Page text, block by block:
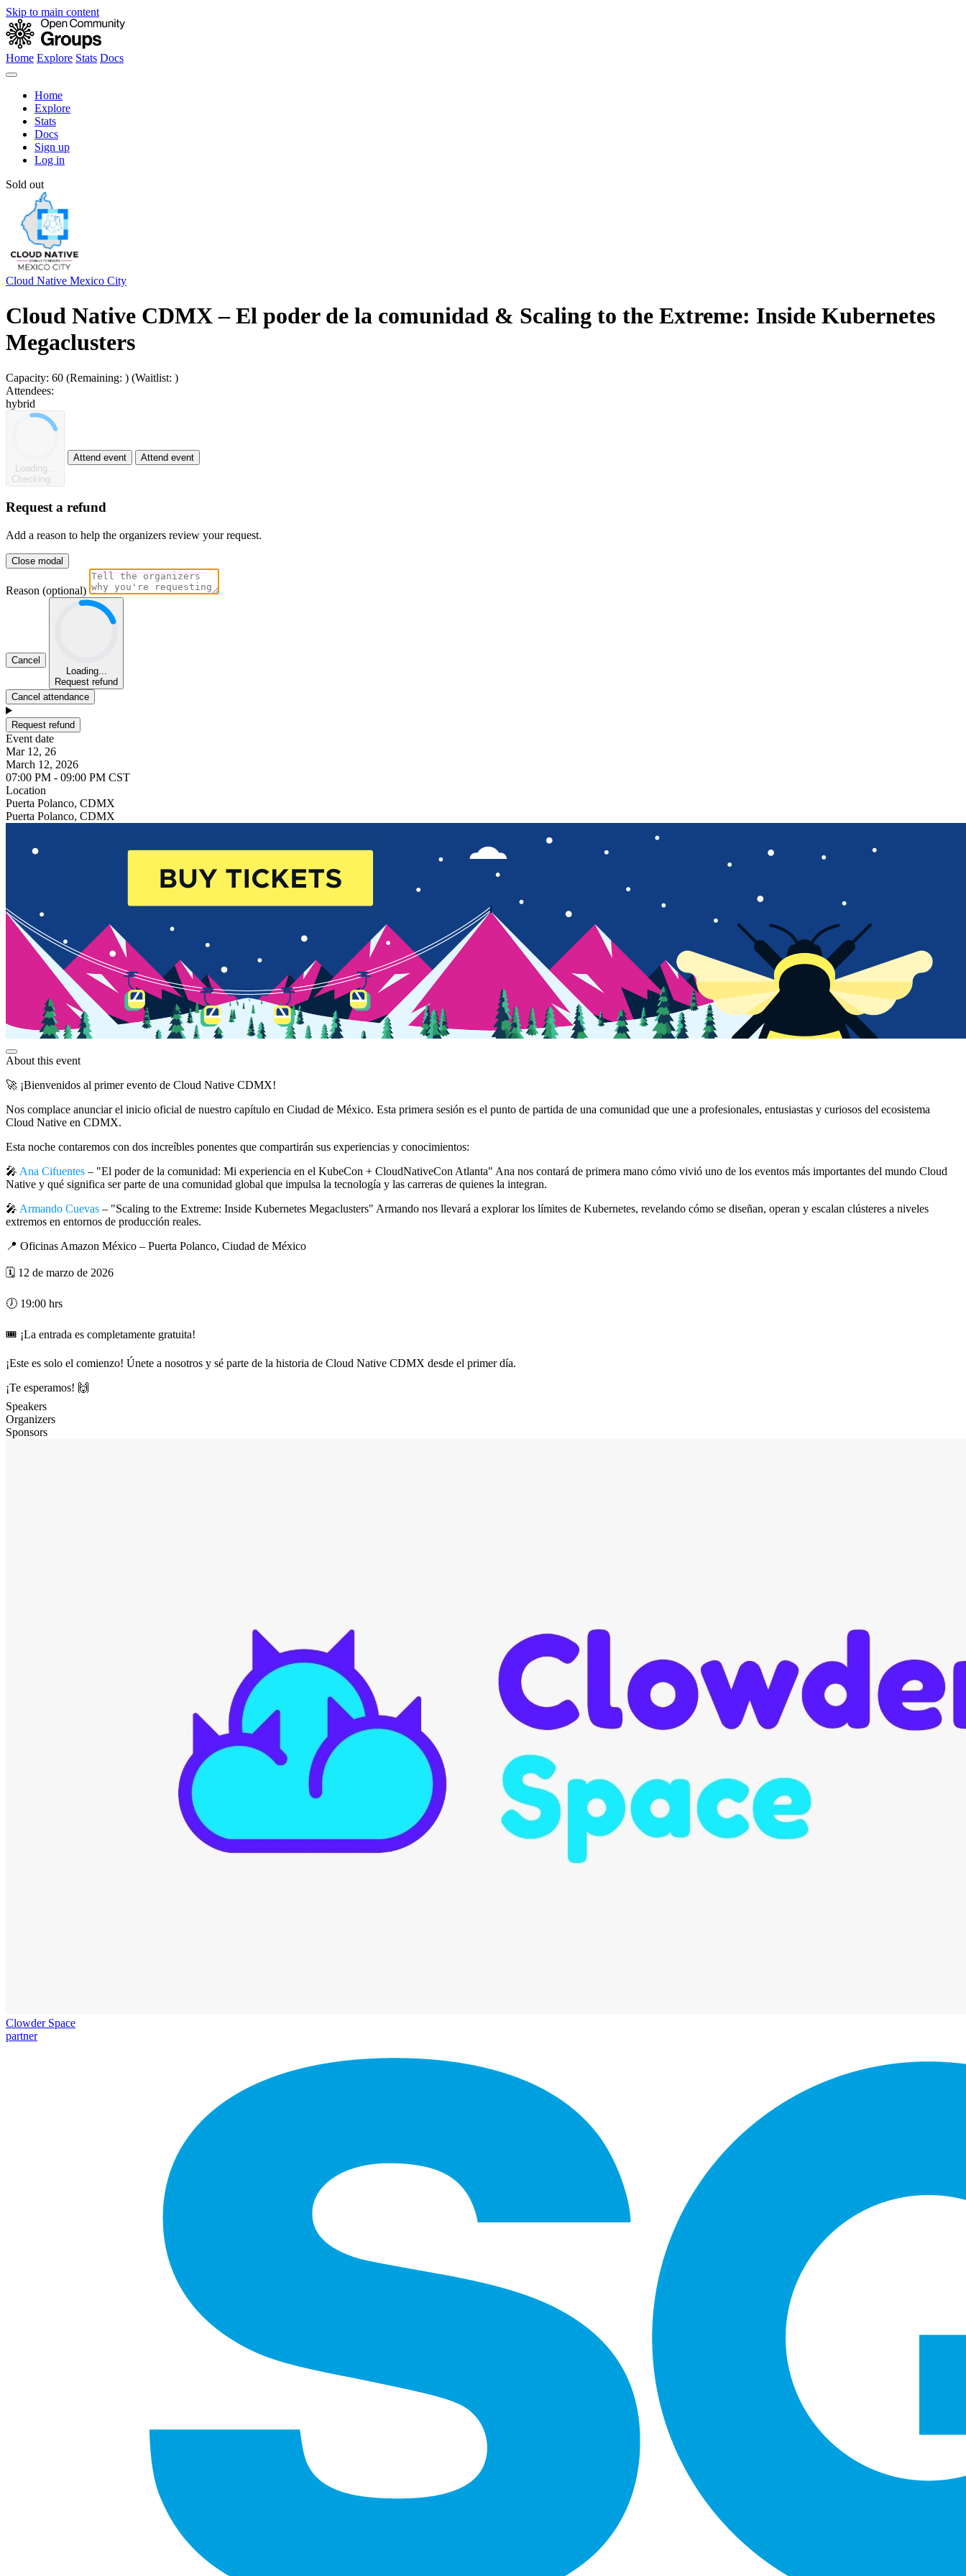
Skip to main content
Home Explore Stats Docs
Home
Explore
Stats
Docs
Sign up
Log in
Sold out
Cloud Native Mexico City
Cloud Native CDMX – El poder de la comunidad & Scaling to the Extreme: Inside Kubernetes
Megaclusters
Capacity: 60 (Remaining: ) (Waitlist: )
Attendees:
hybrid
Loading...
Checking...
Attend event Attend event
Request a refund
Add a reason to help the organizers review your request.
Close modal
Reason (optional)
Cancel
Loading...
Request refund
Cancel attendance
Request refund
Event date
Mar 12, 26
March 12, 2026
07:00 PM - 09:00 PM CST
Location
Puerta Polanco, CDMX
Puerta Polanco, CDMX
About this event
🚀 ¡Bienvenidos al primer evento de Cloud Native CDMX!
Nos complace anunciar el inicio oficial de nuestro capítulo en Ciudad de México. Esta primera sesión es el punto de partida de una comunidad que une a profesionales, entusiastas y curiosos del ecosistema
Cloud Native en CDMX.
Esta noche contaremos con dos increíbles ponentes que compartirán sus experiencias y conocimientos:
🎤 Ana Cifuentes – "El poder de la comunidad: Mi experiencia en el KubeCon + CloudNativeCon Atlanta" Ana nos contará de primera mano cómo vivió uno de los eventos más importantes del mundo Cloud
Native y qué significa ser parte de una comunidad global que impulsa la tecnología y las carreras de quienes la integran.
🎤 Armando Cuevas – "Scaling to the Extreme: Inside Kubernetes Megaclusters" Armando nos llevará a explorar los límites de Kubernetes, revelando cómo se diseñan, operan y escalan clústeres a niveles
extremos en entornos de producción reales.
📍 Oficinas Amazon México – Puerta Polanco, Ciudad de México
🗓️ 12 de marzo de 2026
🕖 19:00 hrs
🎟️ ¡La entrada es completamente gratuita!
¡Este es solo el comienzo! Únete a nosotros y sé parte de la historia de Cloud Native CDMX desde el primer día.
¡Te esperamos! 🙌
Speakers
Organizers
Sponsors
Clowder Space
partner